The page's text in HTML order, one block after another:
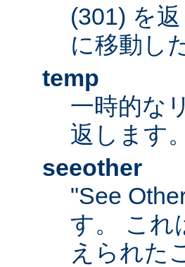
(301) を
に移動し
temp
一時的な
返します
seeother
"See
す。 これ
えられた